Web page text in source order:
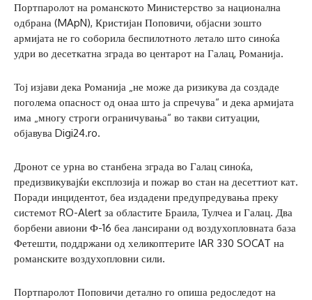
Портпаролот на романското Министерство за национална
одбрана (MApN), Кристијан Поповичи, објасни зошто
армијата не го соборила беспилотното летало што синоќа
удри во десеткатна зграда во центарот на Галац, Романија.
Тој изјави дека Романија „не може да ризикува да создаде
поголема опасност од онаа што ја спречува“ и дека армијата
има „многу строги ограничувања“ во такви ситуации,
објавува Digi24.ro.
Дронот се урна во станбена зграда во Галац синоќа,
предизвикувајќи експлозија и пожар во стан на десеттиот кат.
Поради инцидентот, беа издадени предупредувања преку
системот RO-Alert за областите Браила, Тулчеа и Галац. Два
борбени авиони Ф-16 беа лансирани од воздухопловната база
Фетешти, поддржани од хеликоптерите IAR 330 SOCAT на
романските воздухопловни сили.
Портпаролот Поповичи детално го опиша редоследот на